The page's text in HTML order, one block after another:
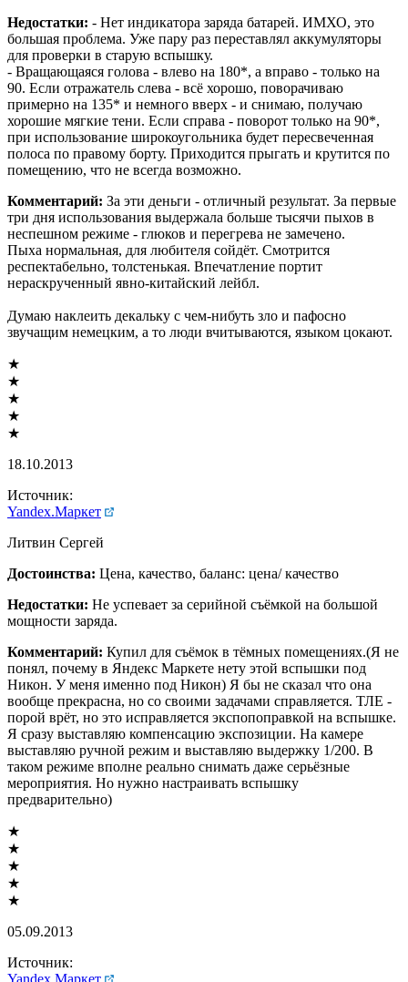
Недостатки: - Нет индикатора заряда батарей. ИМХО, это
большая проблема. Уже пару раз переставлял аккумуляторы
для проверки в старую вспышку.
- Вращающаяся голова - влево на 180*, а вправо - только на
90. Если отражатель слева - всё хорошо, поворачиваю
примерно на 135* и немного вверх - и снимаю, получаю
хорошие мягкие тени. Если справа - поворот только на 90*,
при использование широкоугольника будет пересвеченная
полоса по правому борту. Приходится прыгать и крутится по
помещению, что не всегда возможно.
Комментарий: За эти деньги - отличный результат. За первые
три дня использования выдержала больше тысячи пыхов в
неспешном режиме - глюков и перегрева не замечено.
Пыха нормальная, для любителя сойдёт. Смотрится
респектабельно, толстенькая. Впечатление портит
нераскрученный явно-китайский лейбл.
Думаю наклеить декальку с чем-нибуть зло и пафосно
звучащим немецким, а то люди вчитываются, языком цокают.
★
★
★
★
★
18.10.2013
Источник:
Yandex.Маркет
Литвин Сергей
Достоинства: Цена, качество, баланс: цена/ качество
Недостатки: Не успевает за серийной съёмкой на большой
мощности заряда.
Комментарий: Купил для съёмок в тёмных помещениях.(Я не
понял, почему в Яндекс Маркете нету этой вспышки под
Никон. У меня именно под Никон) Я бы не сказал что она
вообще прекрасна, но со своими задачами справляется. ТЛЕ -
порой врёт, но это исправляется экспопоправкой на вспышке.
Я сразу выставляю компенсацию экспозиции. На камере
выставляю ручной режим и выставляю выдержку 1/200. В
таком режиме вполне реально снимать даже серьёзные
мероприятия. Но нужно настраивать вспышку
предварительно)
★
★
★
★
★
05.09.2013
Источник:
Yandex.Маркет